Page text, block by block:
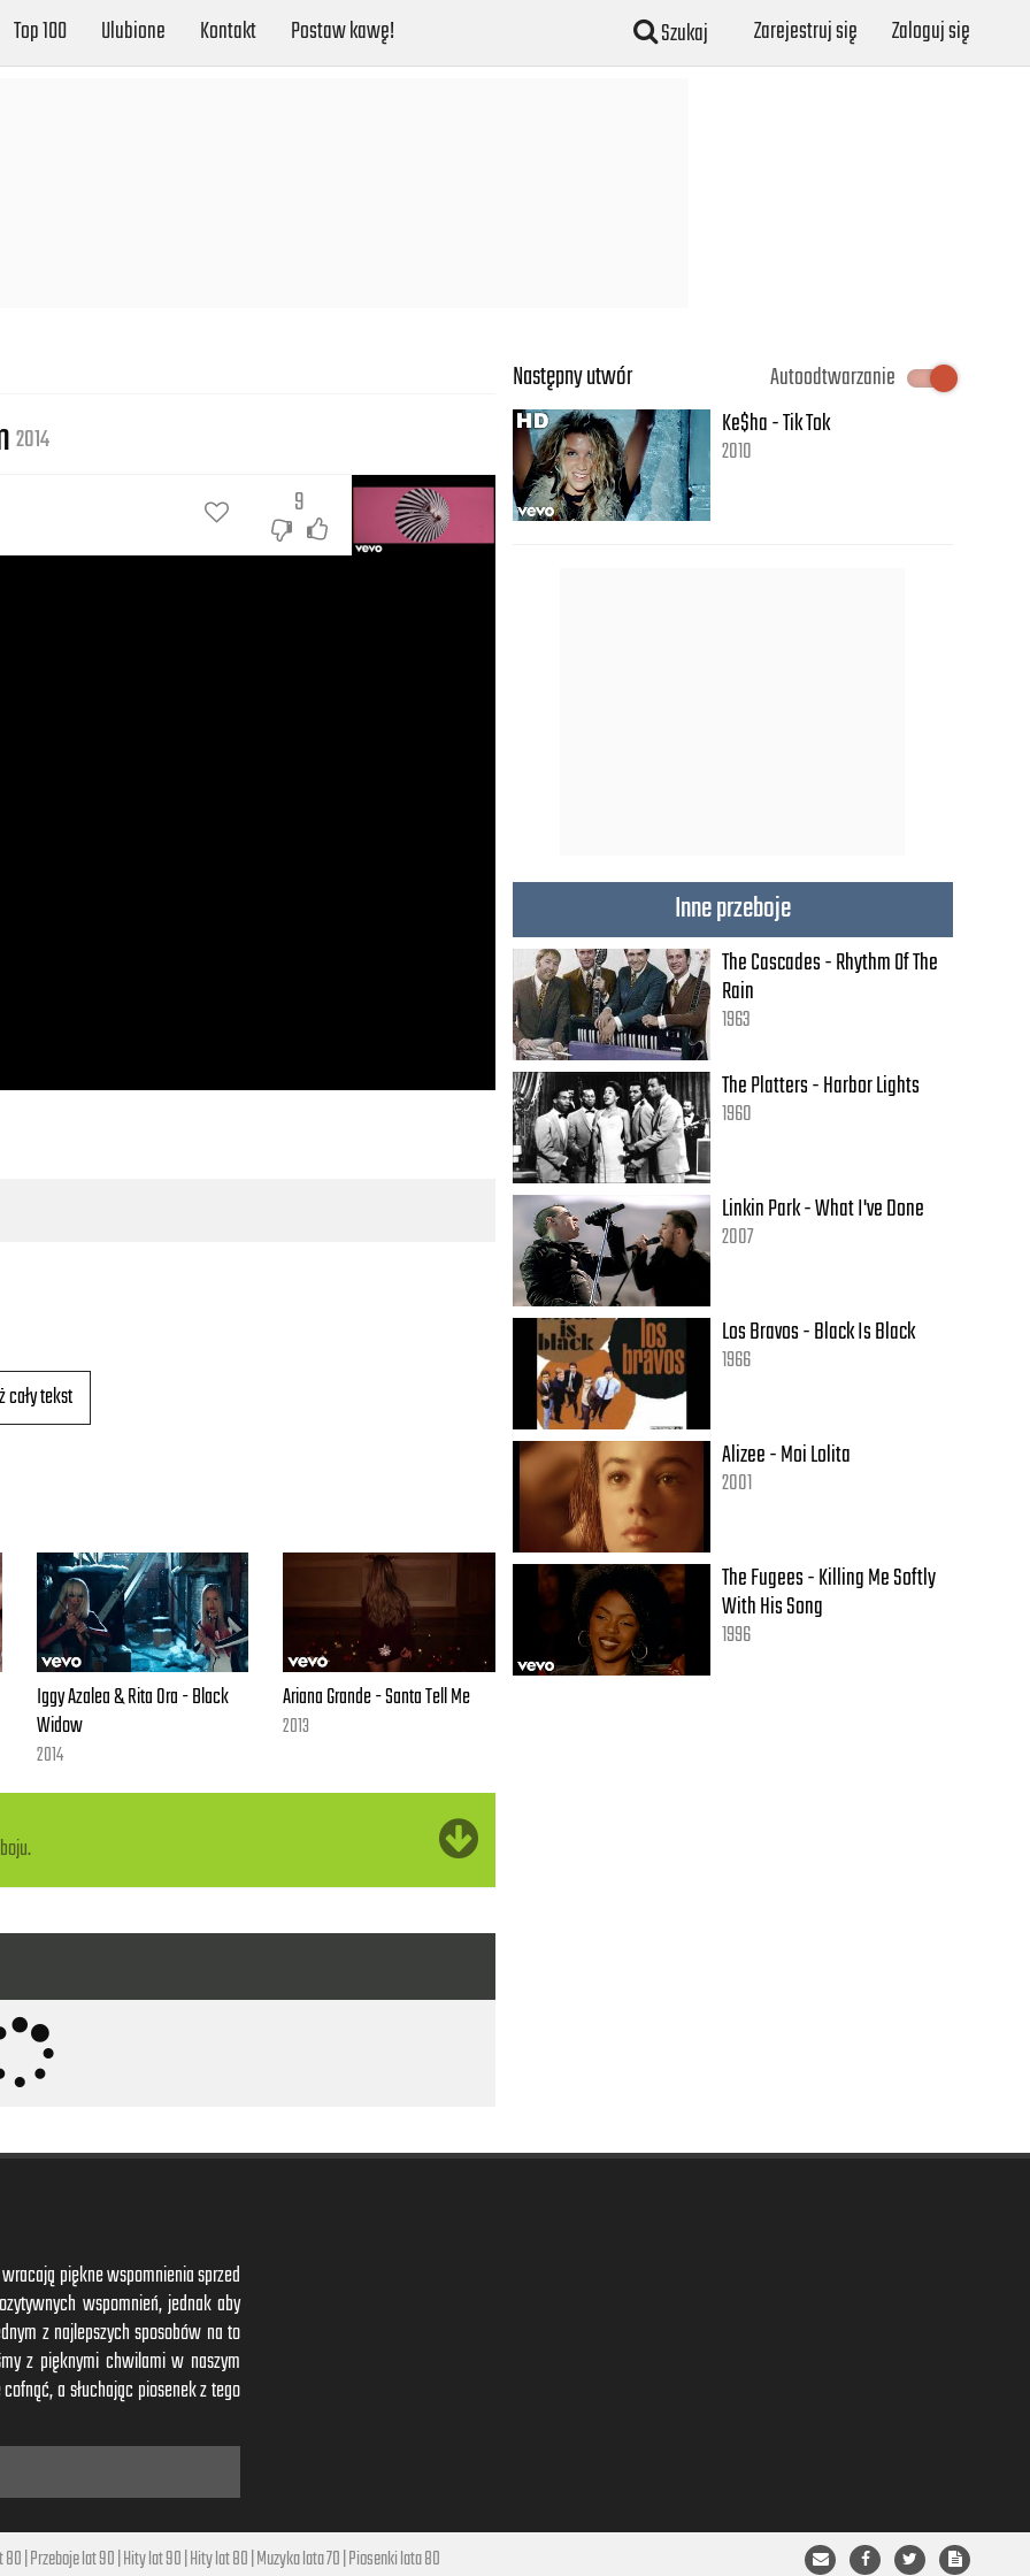
Top 100 Ulubione Kontakt Postaw kawę! Szukaj Zarejestruj się Zaloguj się
2014
9
cały tekst
Iggy Azalea & Rita Ora - Black
Widow
2014
Ariana Grande - Santa Tell Me
2013
Następny utwór
Autoodtwarzanie
Ke$ha - Tik Tok
2010
Inne przeboje
The Cascades - Rhythm Of The
Rain
1963
The Platters - Harbor Lights
1960
Linkin Park - What I've Done
2007
Los Bravos - Black Is Black
1966
Alizee - Moi Lolita
2001
The Fugees - Killing Me Softly
With His Song
1996
piękne wspomnienia sprzed
wspomnień, jednak aby
z najlepszych sposobów na to
z pięknymi chwilami w naszym
a słuchając piosenek z tego
80|Przeboje lat 90|Hity lat 90|Hity lat 80|Muzyka lata 70|Piosenki lata 80